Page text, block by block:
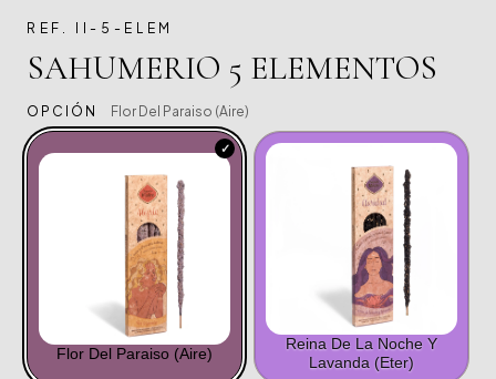
REF. II-5-ELEM
SAHUMERIO 5 ELEMENTOS
OPCIÓN Flor Del Paraiso (aire)
Flor Del Paraiso (aire)
Reina De La Noche Y
Lavanda (eter)